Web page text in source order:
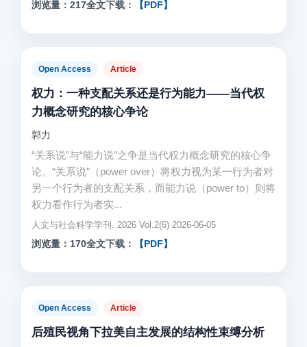
浏览量：217全文下载： 【PDF】
Open Access Article
权力：一种支配关系还是行为能力——当代权
力概念研究的核心争论
郭力
“关系说”与“能力说”之争是当代权力概念研究的核心争
论。“关系说”（power over）将权力视为某一行为者对
另一个行为者的支配关系，而能力说（power to）则将
权力看作行为者实...
人文与社会科学学刊. 2026 Vol.2(6) 2026-06-05
浏览量：170全文下载： 【PDF】
Open Access Article
后殖民视角下拉美自主发展的结构性束缚分析